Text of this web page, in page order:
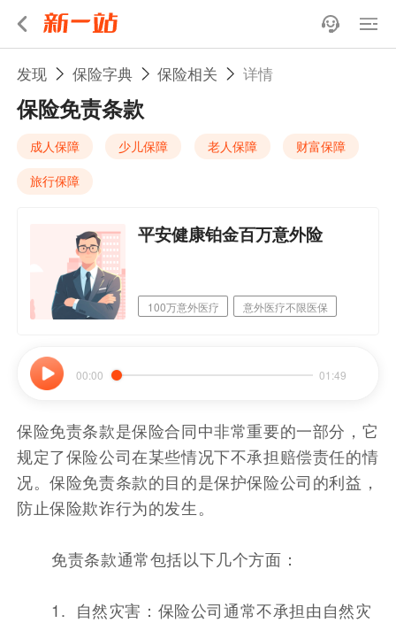
发现 保险字典 保险相关 详情
保险免责条款
成人保障 少儿保障 老人保障
财富保障
旅行保障
平安健康铂金百万意外险
100万意外医疗
意外医疗不限医保
00:00 01:49
保险免责条款是保险合同中非常重要的一部分，它
规定了保险公司在某些情况下不承担赔偿责任的情
况。保险免责条款的目的是保护保险公司的利益，
防止保险欺诈行为的发生。
免责条款通常包括以下几个方面：
1. 自然灾害：保险公司通常不承担由自然灾